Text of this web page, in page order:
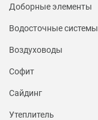
Доборные элементы
Водосточные системы
Воздуховоды
Софит
Сайдинг
Утеплитель